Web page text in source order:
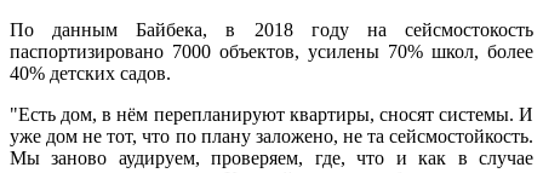
По данным Байбека, в 2018 году на сейсмостокость
паспортизировано 7000 объектов, усилены 70% школ, более
40% детских садов.
"Есть дом, в нём перепланируют квартиры, сносят системы. И
уже дом не тот, что по плану заложено, не та сейсмостойкость.
Мы заново аудируем, проверяем, где, что и как в случае